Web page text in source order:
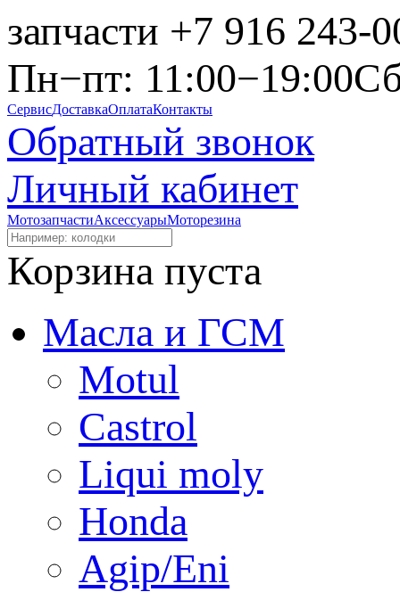
запчасти +7 916 243-
Пн−пт: 11:00−19:00
СервисДоставкаОплатаКонтакты
Обратный звонок
Личный кабинет
МотозапчастиАксессуарыМоторезина
Корзина пуста
Масла и ГСМ
Motul
Castrol
Liqui moly
Honda
Agip/Eni